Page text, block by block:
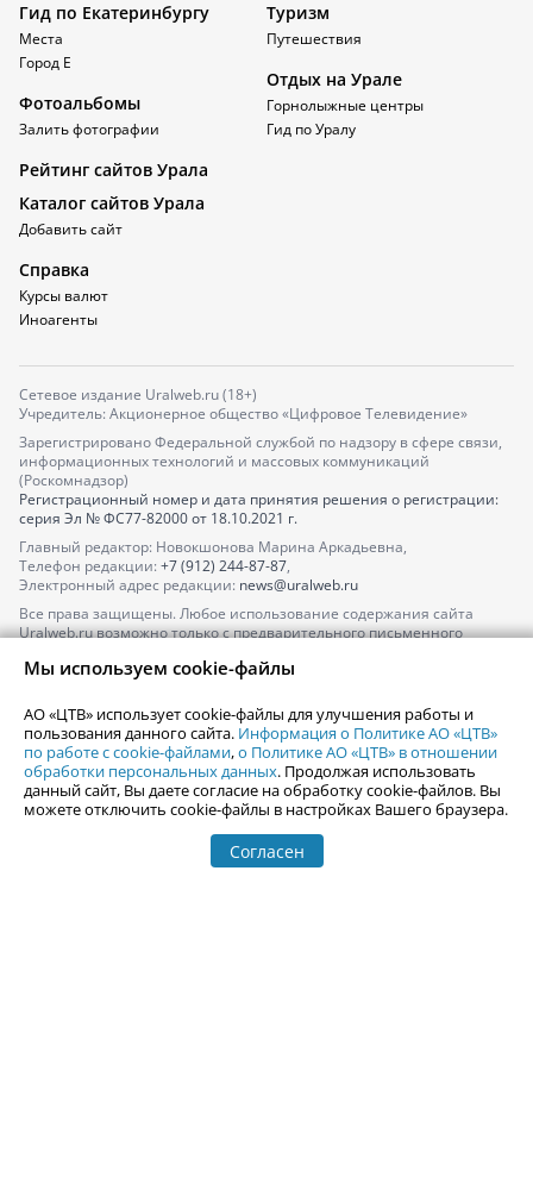
Гид по Екатеринбургу
Места
Город Е
Фотоальбомы
Залить фотографии
Туризм
Путешествия
Отдых на Урале
Горнолыжные центры
Гид по Уралу
Рейтинг сайтов Урала
Каталог сайтов Урала
Добавить сайт
Справка
Курсы валют
Иноагенты
Сетевое издание Uralweb.ru (18+)
Учредитель: Акционерное общество «Цифровое Телевидение»
Зарегистрировано Федеральной службой по надзору в сфере связи,
информационных технологий и массовых коммуникаций
(Роскомнадзор)
Регистрационный номер и дата принятия решения о регистрации:
серия Эл № ФС77-82000от 18.10.2021 г.
Главный редактор: Новокшонова Марина Аркадьевна,
Телефон редакции: +7 (912) 244-87-87,
Электронный адрес редакции: news@uralweb.ru
Все права защищены. Любое использование содержания сайта
Uralweb.ru возможно только с предварительного письменного
По вопросам размещения рекламы обращайтесь по тел.
По вопросам размещения информации в разделе «Афиша»
afisha@uralweb.ru
Пользовательское соглашение на использование сайта
Политика АО «ЦТВ» в отношении обработки персональных данных
Мы используем cookie-файлы
АО «ЦТВ» использует cookie-файлы для улучшения работы и
пользования данного сайта. Информация о Политике АО «ЦТВ»
по работе с cookie-файлами,о Политике АО «ЦТВ» в отношении
обработки персональных данных. Продолжая использовать
данный сайт, Вы даете согласие на обработку cookie-файлов. Вы
можете отключить cookie-файлы в настройках Вашего браузера.
Согласен